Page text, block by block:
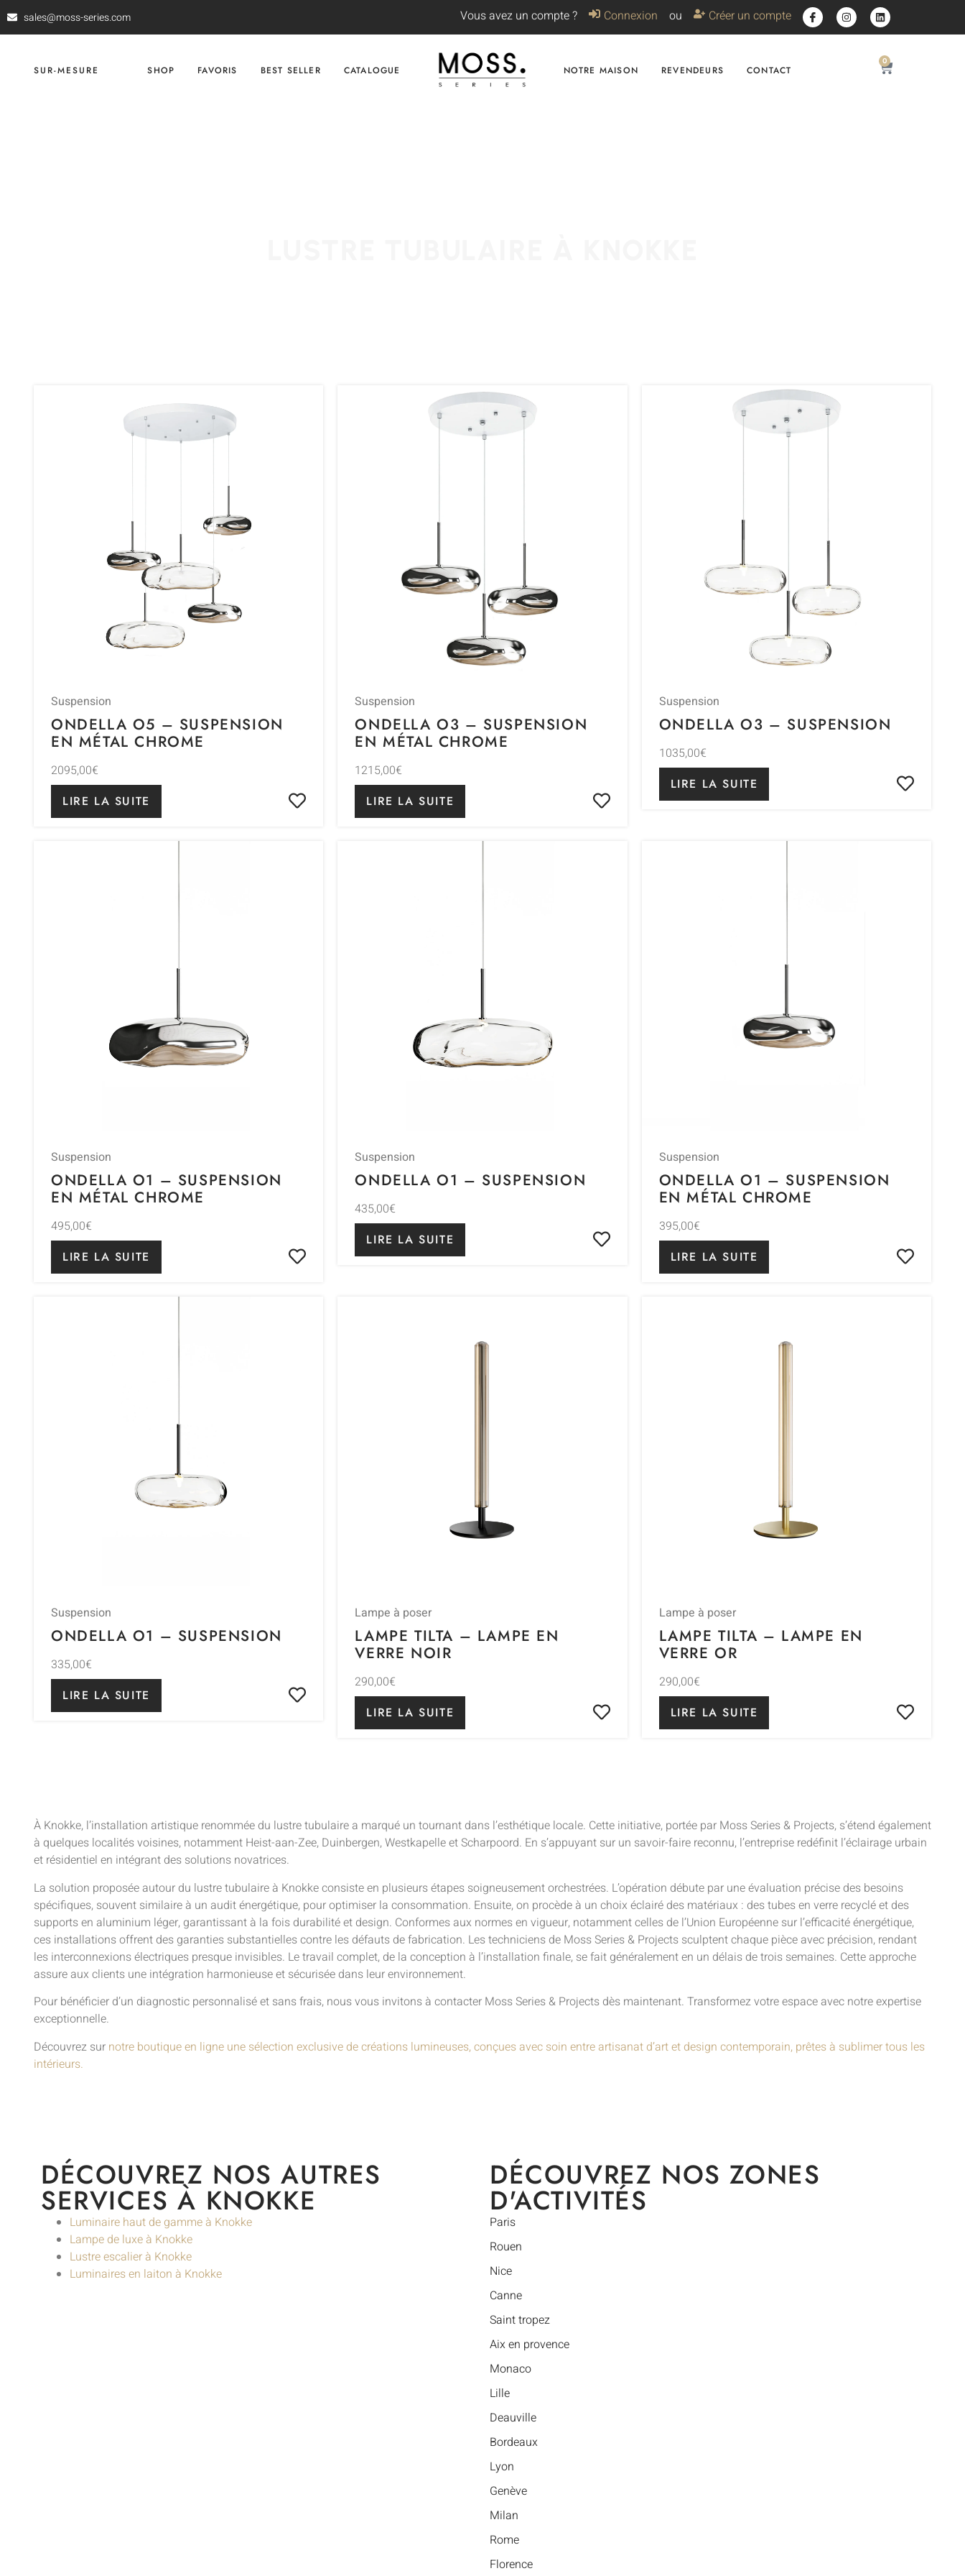
sales@moss-series.com Vous avez un compte ? Connexion ou Créer un compte
SUR-MESURE SHOP FAVORIS BEST SELLER CATALOGUE NOTRE MAISON REVENDEURS CONTACT
0
Suspension
ONDELLA O5 – SUSPENSION
EN MÉTAL CHROME
2095,00€
LIRE LA SUITE
Suspension
ONDELLA O3 – SUSPENSION
EN MÉTAL CHROME
1215,00€
LIRE LA SUITE
Suspension
ONDELLA O3 – SUSPENSION
1035,00€
LIRE LA SUITE
Suspension
ONDELLA O1 – SUSPENSION
EN MÉTAL CHROME
495,00€
LIRE LA SUITE
Suspension
ONDELLA O1 – SUSPENSION
435,00€
LIRE LA SUITE
Suspension
ONDELLA O1 – SUSPENSION
EN MÉTAL CHROME
395,00€
LIRE LA SUITE
Suspension
ONDELLA O1 – SUSPENSION
335,00€
LIRE LA SUITE
Lampe à poser
LAMPE TILTA – LAMPE EN
VERRE NOIR
290,00€
LIRE LA SUITE
Lampe à poser
LAMPE TILTA – LAMPE EN
VERRE OR
290,00€
LIRE LA SUITE
À Knokke, l’installation artistique renommée du lustre tubulaire a marqué un tournant dans l’esthétique locale. Cette initiative, portée par Moss Series & Projects, s’étend également
à quelques localités voisines, notamment Heist-aan-Zee, Duinbergen, Westkapelle et Scharpoord. En s’appuyant sur un savoir-faire reconnu, l’entreprise redéfinit l’éclairage urbain
et résidentiel en intégrant des solutions novatrices.
La solution proposée autour du lustre tubulaire à Knokke consiste en plusieurs étapes soigneusement orchestrées. L’opération débute par une évaluation précise des besoins
spécifiques, souvent similaire à un audit énergétique, pour optimiser la consommation. Ensuite, on procède à un choix éclairé des matériaux : des tubes en verre recyclé et des
supports en aluminium léger, garantissant à la fois durabilité et design. Conformes aux normes en vigueur, notamment celles de l’Union Européenne sur l’efficacité énergétique,
ces installations offrent des garanties substantielles contre les défauts de fabrication. Les techniciens de Moss Series & Projects sculptent chaque pièce avec précision, rendant
les interconnexions électriques presque invisibles. Le travail complet, de la conception à l’installation finale, se fait généralement en un délais de trois semaines. Cette approche
assure aux clients une intégration harmonieuse et sécurisée dans leur environnement.
Pour bénéficier d’un diagnostic personnalisé et sans frais, nous vous invitons à contacter Moss Series & Projects dès maintenant. Transformez votre espace avec notre expertise
exceptionnelle.
Découvrez sur notre boutique en ligne une sélection exclusive de créations lumineuses, conçues avec soin entre artisanat d’art et design contemporain, prêtes à sublimer tous les
intérieurs.
DÉCOUVREZ NOS AUTRES
SERVICES À KNOKKE
Luminaire haut de gamme à Knokke
Lampe de luxe à Knokke
Lustre escalier à Knokke
Luminaires en laiton à Knokke
DÉCOUVREZ NOS ZONES
D'ACTIVITÉS
Paris
Rouen
Nice
Canne
Saint tropez
Aix en provence
Monaco
Lille
Deauville
Bordeaux
Lyon
Genève
Milan
Rome
Florence